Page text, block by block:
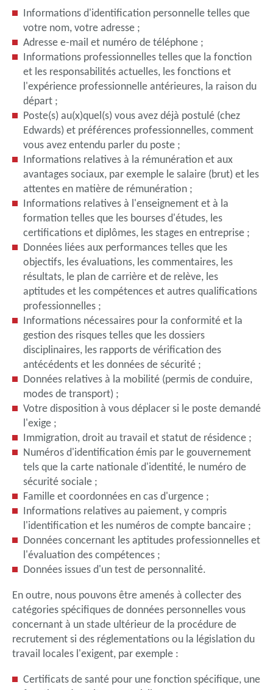
Informations d'identification personnelle telles que
votre nom, votre adresse ;
Adresse e-mail et numéro de téléphone ;
Informations professionnelles telles que la fonction
et les responsabilités actuelles, les fonctions et
l'expérience professionnelle antérieures, la raison du
départ ;
Poste(s) au(x)quel(s) vous avez déjà postulé (chez
Edwards) et préférences professionnelles, comment
vous avez entendu parler du poste ;
Informations relatives à la rémunération et aux
avantages sociaux, par exemple le salaire (brut) et les
attentes en matière de rémunération ;
Informations relatives à l'enseignement et à la
formation telles que les bourses d'études, les
certifications et diplômes, les stages en entreprise ;
Données liées aux performances telles que les
objectifs, les évaluations, les commentaires, les
résultats, le plan de carrière et de relève, les
aptitudes et les compétences et autres qualifications
professionnelles ;
Informations nécessaires pour la conformité et la
gestion des risques telles que les dossiers
disciplinaires, les rapports de vérification des
antécédents et les données de sécurité ;
Données relatives à la mobilité (permis de conduire,
modes de transport) ;
Votre disposition à vous déplacer si le poste demandé
l'exige ;
Immigration, droit au travail et statut de résidence ;
Numéros d'identification émis par le gouvernement
tels que la carte nationale d'identité, le numéro de
sécurité sociale ;
Famille et coordonnées en cas d'urgence ;
Informations relatives au paiement, y compris
l'identification et les numéros de compte bancaire ;
Données concernant les aptitudes professionnelles et
l'évaluation des compétences ;
Données issues d'un test de personnalité.
En outre, nous pouvons être amenés à collecter des
catégories spécifiques de données personnelles vous
concernant à un stade ultérieur de la procédure de
recrutement si des réglementations ou la législation du
travail locales l'exigent, par exemple :
Certificats de santé pour une fonction spécifique, une